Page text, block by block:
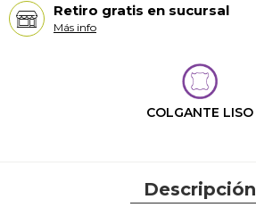
Retiro gratis en sucursal
Más info
COLGANTE LISO
Descripción